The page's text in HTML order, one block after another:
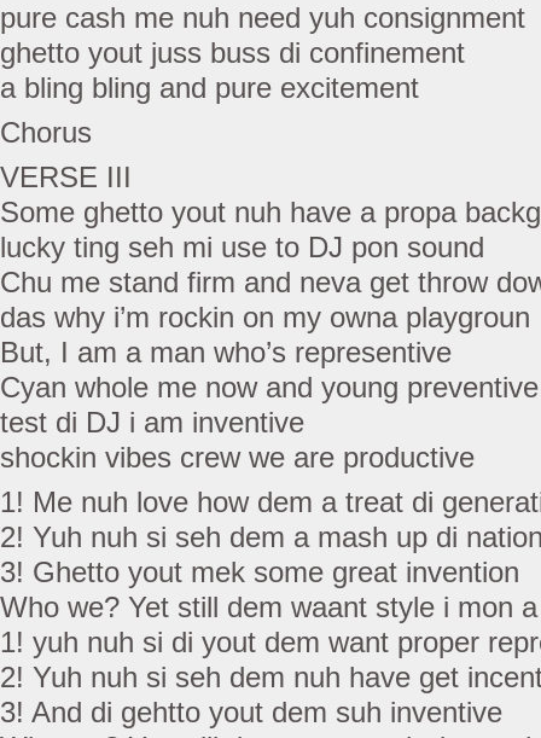
pure cash me nuh need yuh consignment
ghetto yout juss buss di confinement
a bling bling and pure excitement
Chorus
VERSE III
Some ghetto yout nuh have a propa
lucky ting seh mi use to DJ pon sound
Chu me stand firm and neva get throw
das why i’m rockin on my owna playgroun
But, I am a man who’s representive
Cyan whole me now and young preventive
test di DJ i am inventive
shockin vibes crew we are productive
1! Me nuh love how dem a treat di
2! Yuh nuh si seh dem a mash up di
3! Ghetto yout mek some great invention
Who we? Yet still dem waant style i mon
1! yuh nuh si di yout dem want proper
2! Yuh nuh si seh dem nuh have get
3! And di gehtto yout dem suh inventive